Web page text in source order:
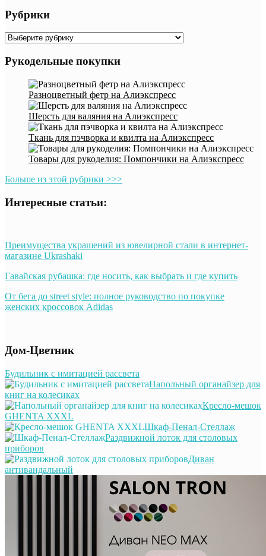
Рубрики
Рубрики
Рукодельные покупки
Разноцветный фетр на Алиэкспресс
Шерсть для валяния на Алиэкспресс
Ткань для пэчворка и квилта на Алиэкспресс
Товары для рукоделия: Помпончики на Алиэкспресс
Больше из этой рубрики >>>
Интересные статьи:
Преимущества украшений из ювелирной стали в интернет-
магазине Ukrashaki
Гавайская рубашка: где носить, как выбрать и где купить
От бега до street style: полное руководство по покупке
женских кроссовок Adidas
Дом-Цветник
Будильник с имитацией рассвета
Напольный органайзер для
книг на колесиках
Кресло-мешок
GHENTA XXXL
Шкаф-Пенал-Стеллаж
Раздвижной лоток для столовых
приборов
Диван
антивандальный